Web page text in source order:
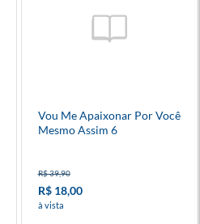
Vou Me Apaixonar Por Você
Mesmo Assim 6
R$ 39,90
R$ 18,00
à vista